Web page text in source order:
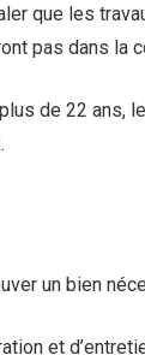
que les
pas dans la
de 22 ans,
un bien
et